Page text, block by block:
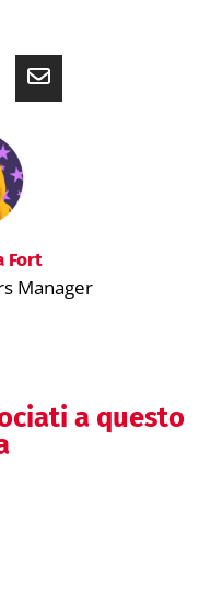
Fort
Manager
a questo